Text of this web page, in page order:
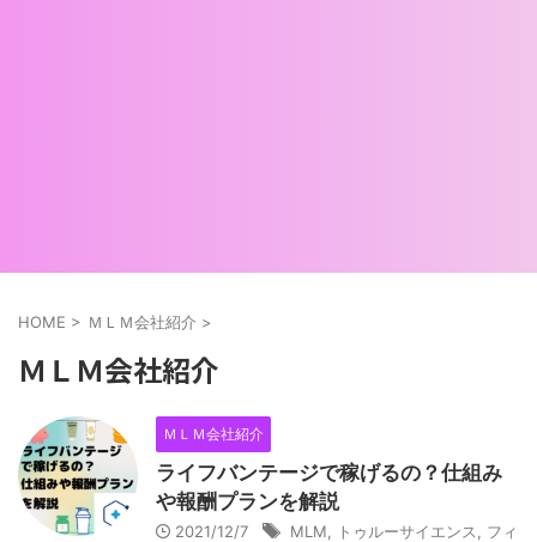
HOME > ＭＬＭ会社紹介 >
ＭＬＭ会社紹介
ＭＬＭ会社紹介
ライフバンテージで稼げるの？仕組み
や報酬プランを解説
2021/12/7 MLM トゥルーサイエンス
フィ